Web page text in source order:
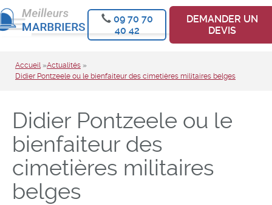
09 70 70
40 42
DEMANDER UN
DEVIS
Accueil»Actualités »
Didier Pontzeele ou le bienfaiteur des cimetières militaires belges
Didier Pontzeele ou le
bienfaiteur des
cimetières militaires
belges